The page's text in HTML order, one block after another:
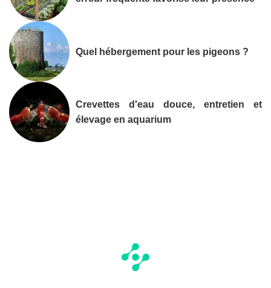
Quel hébergement pour les pigeons ?
Crevettes d'eau douce, entretien et
élevage en aquarium